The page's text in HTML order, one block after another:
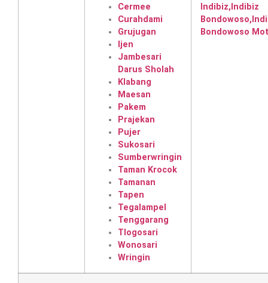
Cermee
Curahdami
Grujugan
Ijen
Jambesari
Darus Sholah
Klabang
Maesan
Pakem
Prajekan
Pujer
Sukosari
Sumberwringin
Taman Krocok
Tamanan
Tapen
Tegalampel
Tenggarang
Tlogosari
Wonosari
Wringin